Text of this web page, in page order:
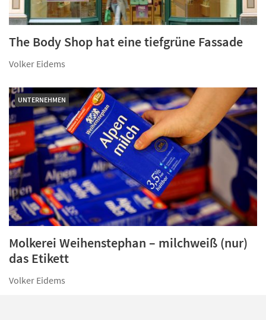
The Body Shop hat eine tiefgrüne Fassade
Volker Eidems
UNTERNEHMEN
Molkerei Weihenstephan – milchweiß (nur)
das Etikett
Volker Eidems